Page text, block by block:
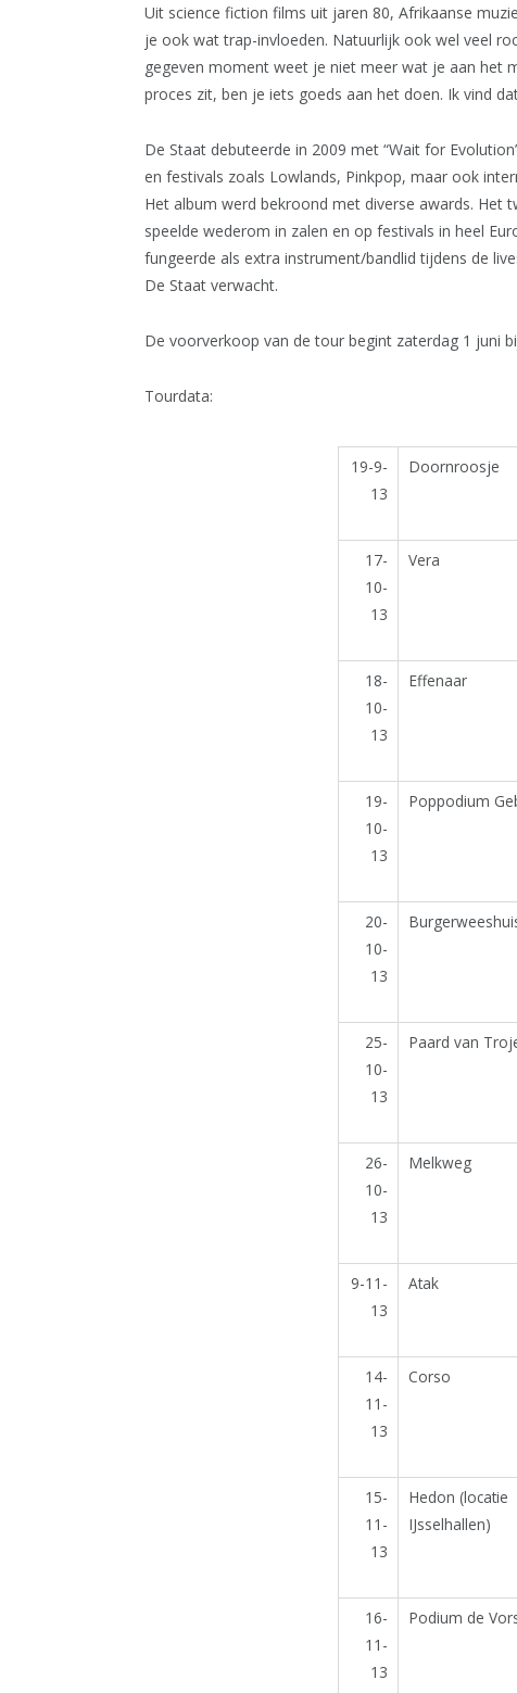
Uit science fiction films uit jaren 80, Afrikaanse
je ook wat trap-invloeden. Natuurlijk ook wel veel
gegeven moment weet je niet meer wat je aan het
proces zit, ben je iets goeds aan het doen. Ik vind
De Staat debuteerde in 2009 met “Wait for
en festivals zoals Lowlands, Pinkpop, maar ook
Het album werd bekroond met diverse awards. Het
speelde wederom in zalen en op festivals in heel
fungeerde als extra instrument/bandlid tijdens de
De Staat verwacht.
De voorverkoop van de tour begint zaterdag 1 juni
Tourdata:
19-9-
13
Doornroosje
17-
10-
13
Vera
18-
10-
13
Effenaar
19-
10-
13
Poppodium
20-
10-
13
25-
10-
13
Paard van
26-
10-
13
Melkweg
9-11-
13
Atak
14-
11-
13
Corso
15-
11-
13
Hedon (locatie
IJsselhallen)
16-
11-
13
Podium de